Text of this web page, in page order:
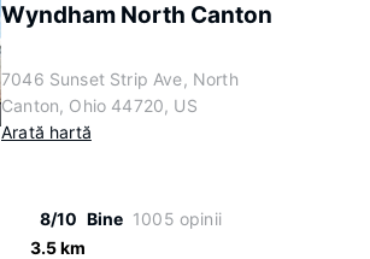
Wyndham North Canton
7046 Sunset Strip Ave, North
Canton, Ohio 44720, US
Arată hartă
8/10 Bine 1005 opinii
3.5 km